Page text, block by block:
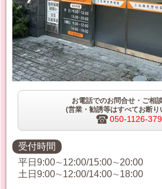
お電話でのお問合せ・ご相
(営業・勧誘等はすべてお断り
050-1126-
受付時間
平日9:00∼12:00/15:00∼20:00
土日9:00∼12:00/14:00∼18:00